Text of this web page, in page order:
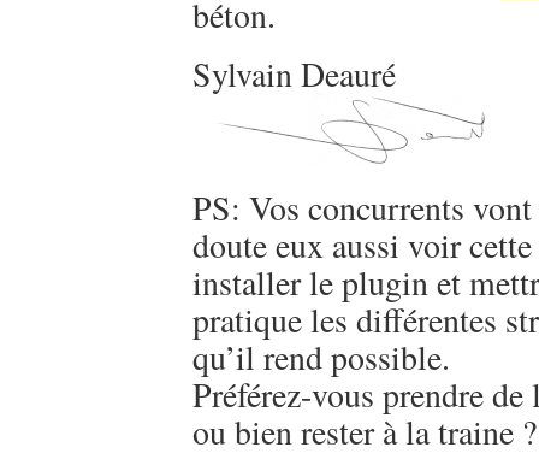
béton.
Sylvain Deauré
PS: Vos concurrents vont
doute eux aussi voir cette
installer le plugin et
pratique les différentes
qu’il rend possible.
Préférez-vous prendre de
ou bien rester à la traine ?